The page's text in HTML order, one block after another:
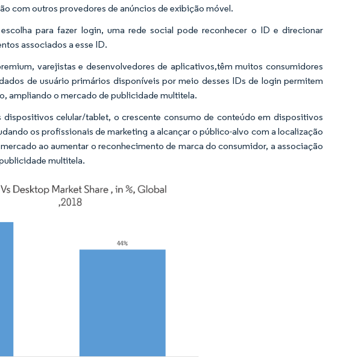
com outros provedores de anúncios de exibição móvel.
para fazer login, uma rede social pode reconhecer o ID e direcionar
associados a esse ID.
varejistas e desenvolvedores de aplicativos,têm muitos consumidores
de usuário primários disponíveis por meio desses IDs de login permitem
ampliando o mercado de publicidade multitela.
celular/tablet, o crescente consumo de conteúdo em dispositivos
os profissionais de marketing a alcançar o público-alvo com a localização
ao aumentar o reconhecimento de marca do consumidor, a associação
multitela.